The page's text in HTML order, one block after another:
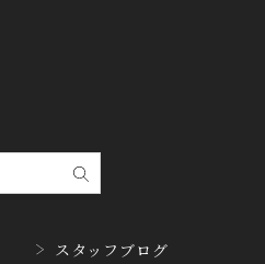
グッチ
スタッフブログ